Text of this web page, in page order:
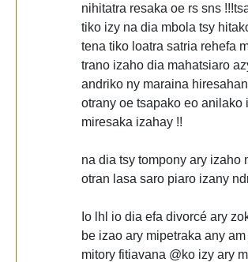
nihitatra resaka oe rs sns
tiko izy na dia mbola tsy
tena tiko loatra satria rehefa
trano izaho dia mahatsiaro
andriko ny maraina
otrany oe tsapako eo anilako
miresaka izahay !!
na dia tsy tompony ary izaho
otran lasa saro piaro izany
Io lhl io dia efa divorcé ary
be izao ary mipetraka any
mitory fitiavana @ko izy ary